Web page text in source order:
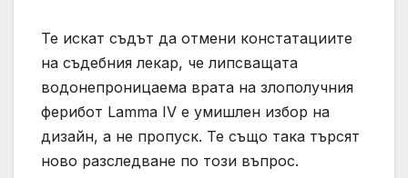
Те искат съдът да отмени констатациите
на съдебния лекар, че липсващата
водонепроницаема врата на злополучния
ферибот Lamma IV е умишлен избор на
дизайн, а не пропуск. Те също така търсят
ново разследване по този въпрос.